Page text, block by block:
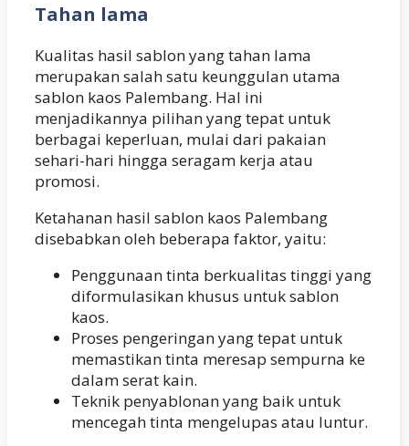
Tahan lama
Kualitas hasil sablon yang tahan lama
merupakan salah satu keunggulan utama
sablon kaos Palembang. Hal ini
menjadikannya pilihan yang tepat untuk
berbagai keperluan, mulai dari pakaian
sehari-hari hingga seragam kerja atau
promosi.
Ketahanan hasil sablon kaos Palembang
disebabkan oleh beberapa faktor, yaitu:
Penggunaan tinta berkualitas tinggi yang
diformulasikan khusus untuk sablon
kaos.
Proses pengeringan yang tepat untuk
memastikan tinta meresap sempurna ke
dalam serat kain.
Teknik penyablonan yang baik untuk
mencegah tinta mengelupas atau luntur.